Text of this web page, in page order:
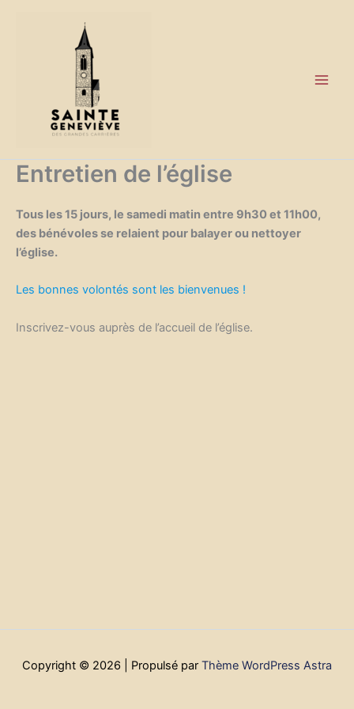
Entretien de l’église
Tous les 15 jours, le samedi matin entre 9h30 et 11h00,
des bénévoles se relaient pour balayer ou nettoyer
l’église.
Les bonnes volontés sont les bienvenues !
Inscrivez-vous auprès de l’accueil de l’église.
Copyright © 2026 | Propulsé par Thème WordPress Astra